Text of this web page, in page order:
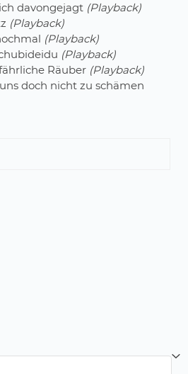
davongejagt (Playback)
(Playback)
(Playback)
(Playback)
Räuber (Playback)
doch nicht zu schämen